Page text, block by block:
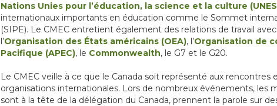
Nations Unies pour l’éducation, la science et la culture
internationaux importants en éducation comme le Sommet
(SIPE). Le CMEC entretient également des relations de travail
l’Organisation des États américains (OEA), l’Organisation de
Pacifique (APEC), le Commonwealth, le G7 et le G20.
Le CMEC veille à ce que le Canada soit représenté aux
organisations internationales. Lors de nombreux événements, les
sont à la tête de la délégation du Canada, prennent la parole sur